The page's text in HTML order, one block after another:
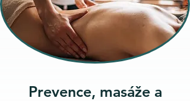
Prevence, masáže a